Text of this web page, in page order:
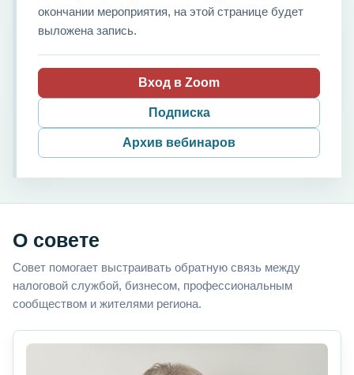
окончании мероприятия, на этой странице будет
выложена запись.
Вход в Zoom
Подписка
Архив вебинаров
О совете
Совет помогает выстраивать обратную связь между
налоговой службой, бизнесом, профессиональным
сообществом и жителями региона.